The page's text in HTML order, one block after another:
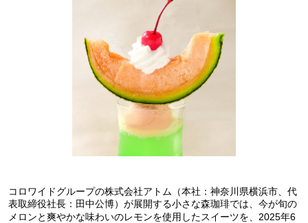
コロワイドグループの株式会社アトム（本社：神奈川県横浜市、代
表取締役社長：田中公博）が展開する小さな森珈琲では、今が旬の
メロンと爽やかな味わいのレモンを使用したスイーツを、2025年6